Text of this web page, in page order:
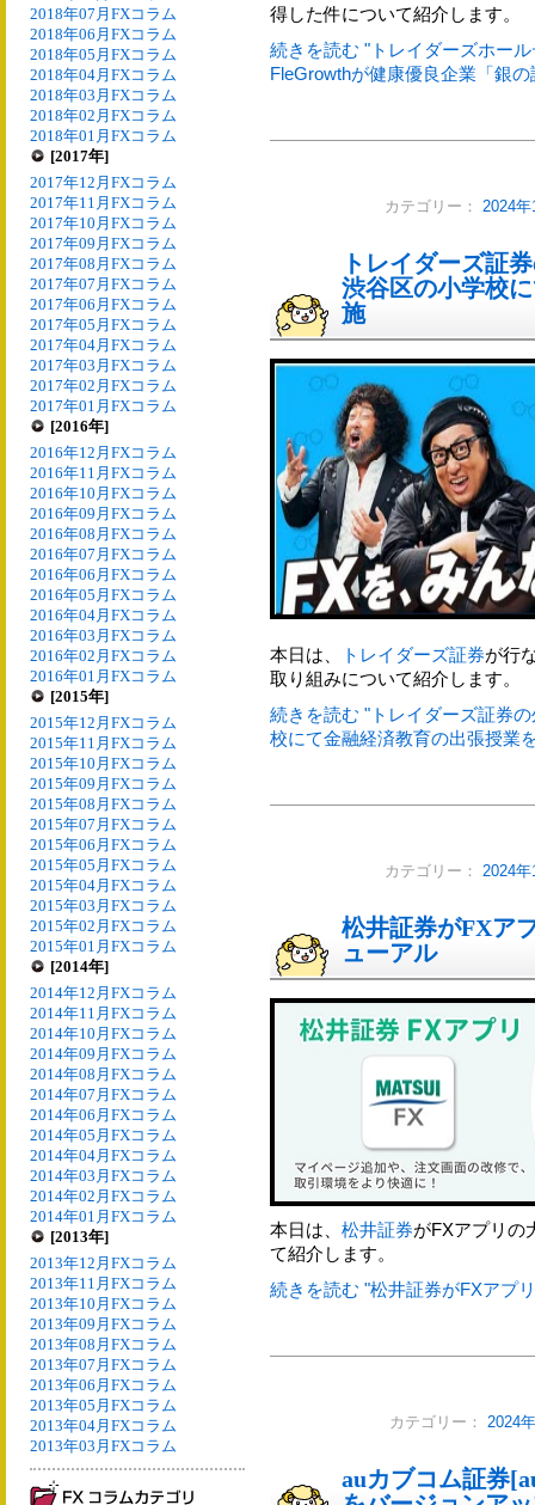
2018年07月FXコラム
2018年06月FXコラム
2018年05月FXコラム
2018年04月FXコラム
2018年03月FXコラム
2018年02月FXコラム
2018年01月FXコラム
[2017年]
2017年12月FXコラム
2017年11月FXコラム
2017年10月FXコラム
2017年09月FXコラム
2017年08月FXコラム
2017年07月FXコラム
2017年06月FXコラム
2017年05月FXコラム
2017年04月FXコラム
2017年03月FXコラム
2017年02月FXコラム
2017年01月FXコラム
[2016年]
2016年12月FXコラム
2016年11月FXコラム
2016年10月FXコラム
2016年09月FXコラム
2016年08月FXコラム
2016年07月FXコラム
2016年06月FXコラム
2016年05月FXコラム
2016年04月FXコラム
2016年03月FXコラム
2016年02月FXコラム
2016年01月FXコラム
[2015年]
2015年12月FXコラム
2015年11月FXコラム
2015年10月FXコラム
2015年09月FXコラム
2015年08月FXコラム
2015年07月FXコラム
2015年06月FXコラム
2015年05月FXコラム
2015年04月FXコラム
2015年03月FXコラム
2015年02月FXコラム
2015年01月FXコラム
[2014年]
2014年12月FXコラム
2014年11月FXコラム
2014年10月FXコラム
2014年09月FXコラム
2014年08月FXコラム
2014年07月FXコラム
2014年06月FXコラム
2014年05月FXコラム
2014年04月FXコラム
2014年03月FXコラム
2014年02月FXコラム
2014年01月FXコラム
[2013年]
2013年12月FXコラム
2013年11月FXコラム
2013年10月FXコラム
2013年09月FXコラム
2013年08月FXコラム
2013年07月FXコラム
2013年06月FXコラム
2013年05月FXコラム
2013年04月FXコラム
2013年03月FXコラム
得した件について紹介します。
続きを読む "トレイダーズホー
FleGrowthが健康優良企業「銀
カテゴリー： 2024
トレイダーズ証
渋谷区の小学校
施
本日は、 トレイダーズ証券が行
取り組みについて紹介します。
続きを読む "トレイダーズ証券
校にて金融経済教育の出張授業
カテゴリー： 2024
松井証券がFXア
ューアル
本日は、 松井証券がFXアプリの
て紹介します。
続きを読む "松井証券がFXアプ
カテゴリー： 2024
auカブコム証券